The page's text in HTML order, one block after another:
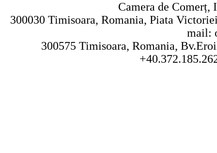
Camera de
300030 Timisoara, Romania, Piata
mail:
300575 Timisoara, Romania,